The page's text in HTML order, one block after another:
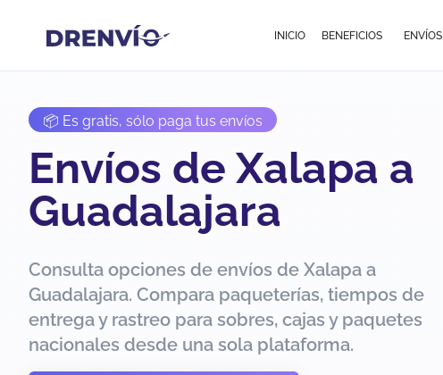
INICIO BENEFICIOS ENVÍOS
📦 Es gratis, sólo paga tus envíos
Envíos de Xalapa a
Guadalajara
Consulta opciones de envíos de Xalapa a
Guadalajara. Compara paqueterías, tiempos de
entrega y rastreo para sobres, cajas y paquetes
nacionales desde una sola plataforma.